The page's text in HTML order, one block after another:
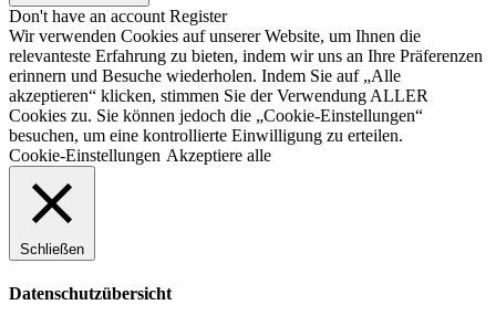
Don't have an account Register
Wir verwenden Cookies auf unserer Website, um Ihnen die
relevanteste Erfahrung zu bieten, indem wir uns an Ihre Präferenzen
erinnern und Besuche wiederholen. Indem Sie auf „Alle
akzeptieren“ klicken, stimmen Sie der Verwendung ALLER
Cookies zu. Sie können jedoch die „Cookie-Einstellungen“
besuchen, um eine kontrollierte Einwilligung zu erteilen.
Cookie-Einstellungen Akzeptiere alle
Schließen
Datenschutzübersicht